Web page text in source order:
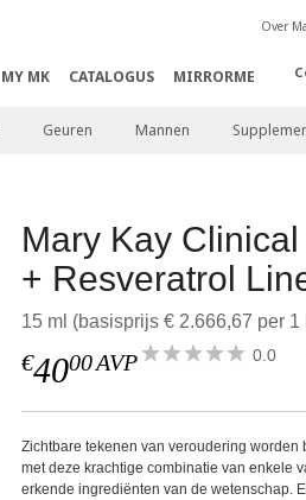
MY MK CATALOGUS MIRRORME
Over
Geuren Mannen
Mary Kay
+ Resveratrol
15 ml (basisprijs € 2.666,67 per 1
€4000AVP 0.0
Zichtbare tekenen van veroudering worden
met deze krachtige combinatie van enkele
erkende ingrediënten van de wetenschap.